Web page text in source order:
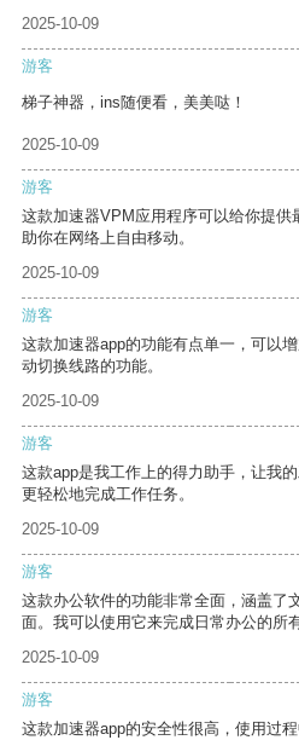
2025-10-09
游客
梯子神器，ins随便看，美美哒！
2025-10-09
游客
这款加速器VPM应用程序可以给你提
助你在网络上自由移动。
2025-10-09
游客
这款加速器app的功能有点单一，可以
动切换线路的功能。
2025-10-09
游客
这款app是我工作上的得力助手，让我
更轻松地完成工作任务。
2025-10-09
游客
这款办公软件的功能非常全面，涵盖了
面。我可以使用它来完成日常办公的所
2025-10-09
游客
这款加速器app的安全性很高，使用过